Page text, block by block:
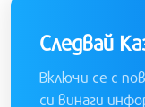
Следвай
Включи се с
си винаги